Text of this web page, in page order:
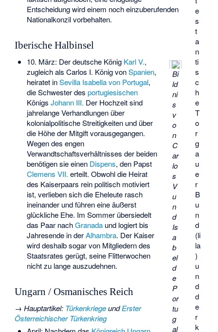
e
s
t
a
n
ti
s
c
h
e
T
o
r
g
a
u
e
r
B
u
n
d
(li
la
)
u
n
d
d
e
r
k
Entscheidung wird einem noch einzuberufenden
Nationalkonzil vorbehalten.
Iberische Halbinsel
Bi
ld
ni
s
v
o
n
C
ar
lo
s
V
u
n
d
Is
a
b
el
d
e
P
or
tu
g
al
10. März: Der deutsche König Karl V.,
zugleich als Carlos I. König vonSpanien,
heiratet inSevilla Isabella von Portugal,
die Schwester des portugiesischen
Königs Johann III. Der Hochzeit sind
jahrelange Verhandlungen über
kolonialpolitische Streitigkeiten und über
die Höhe der Mitgift vorausgegangen.
Wegen des engen
Verwandtschaftsverhältnisses der beiden
benötigen sie einen Dispens, den Papst
Clemens VII. erteilt. Obwohl die Heirat
des Kaiserpaars rein politisch motiviert
ist, verlieben sich die Eheleute rasch
ineinander und führen eine äußerst
glückliche Ehe. Im Sommer übersiedelt
das Paar nachGranadaund logiert bis
Jahresende in derAlhambra. Der Kaiser
wird deshalb sogar von Mitgliedern des
Staatsrates gerügt, seine Flitterwochen
nicht zu lange auszudehnen.
Ungarn / Osmanisches Reich
→Hauptartikel: TürkenkriegeundErster
Österreichischer Türkenkrieg